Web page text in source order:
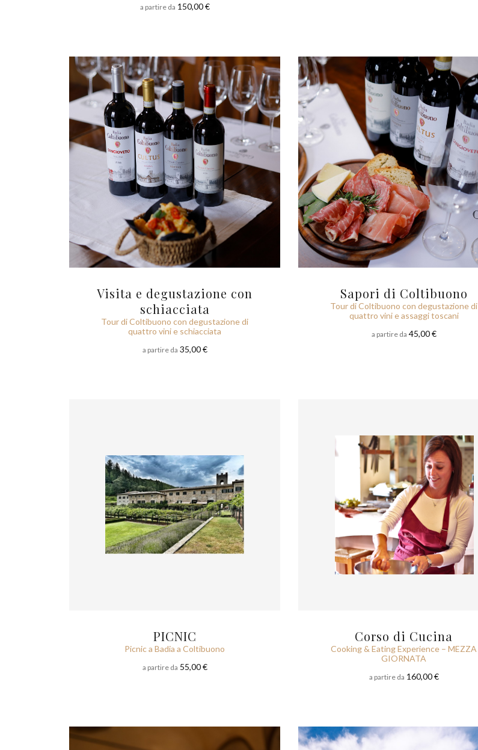
a partire da 150,00 €
Visita e degustazione con
schiacciata
Tour di Coltibuono con degustazione di
quattro vini e schiacciata
a partire da 35,00 €
Sapori di Coltibuono
Tour di Coltibuono con degustazione di
quattro vini e assaggi toscani
a partire da 45,00 €
PICNIC
Picnic a Badia a Coltibuono
a partire da 55,00 €
Corso di Cucina
Cooking & Eating Experience – MEZZA
GIORNATA
a partire da 160,00 €